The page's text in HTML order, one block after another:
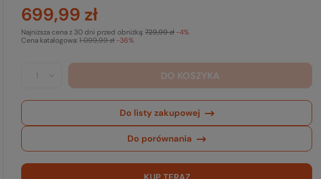
699,99 zł
Cena katalogowa:1 099,99 zł -36%
Najniższa cena z 30 dni przed obniżką:729,99 zł -4%
DO KOSZYKA
Do listy zakupowej
Do porównania